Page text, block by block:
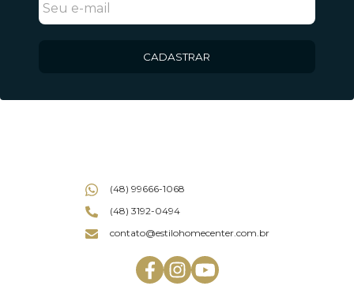
CADASTRAR
(48) 99666-1068
(48) 3192-0494
contato@estilohomecenter.com.br